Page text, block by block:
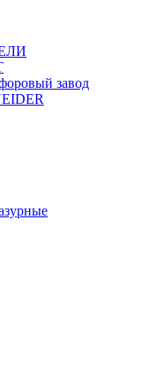
завод